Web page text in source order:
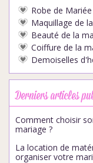
Robe de Mariée
Maquillage de
Beauté de la
Coiffure de la
Demoiselles
Derniers articles
Comment choisir
mariage ?
La location de
organiser votre